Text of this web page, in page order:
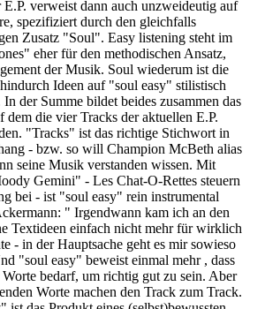
verweist dann auch unzweideutig auf
spezifiziert durch den gleichfalls
Zusatz "Soul". Easy listening steht im
eher für den methodischen Ansatz,
der Musik. Soul wiederum ist die
Ideen auf "soul easy" stilistisch
der Summe bildet beides zusammen das
dem die vier Tracks der aktuellen E.P.
"Tracks" ist das richtige Stichwort in
- bzw. so will Champion McBeth alias
seine Musik verstanden wissen. Mit
Gemini" - Les Chat-O-Rettes steuern
bei - ist "soul easy" rein instrumental
" Irgendwann kam ich an den
Textideen einfach nicht mehr für wirklich
- in der Hauptsache geht es mir sowieso
"soul easy" beweist einmal mehr , dass
bedarf, um richtig gut zu sein. Aber
Worte machen den Track zum Track.